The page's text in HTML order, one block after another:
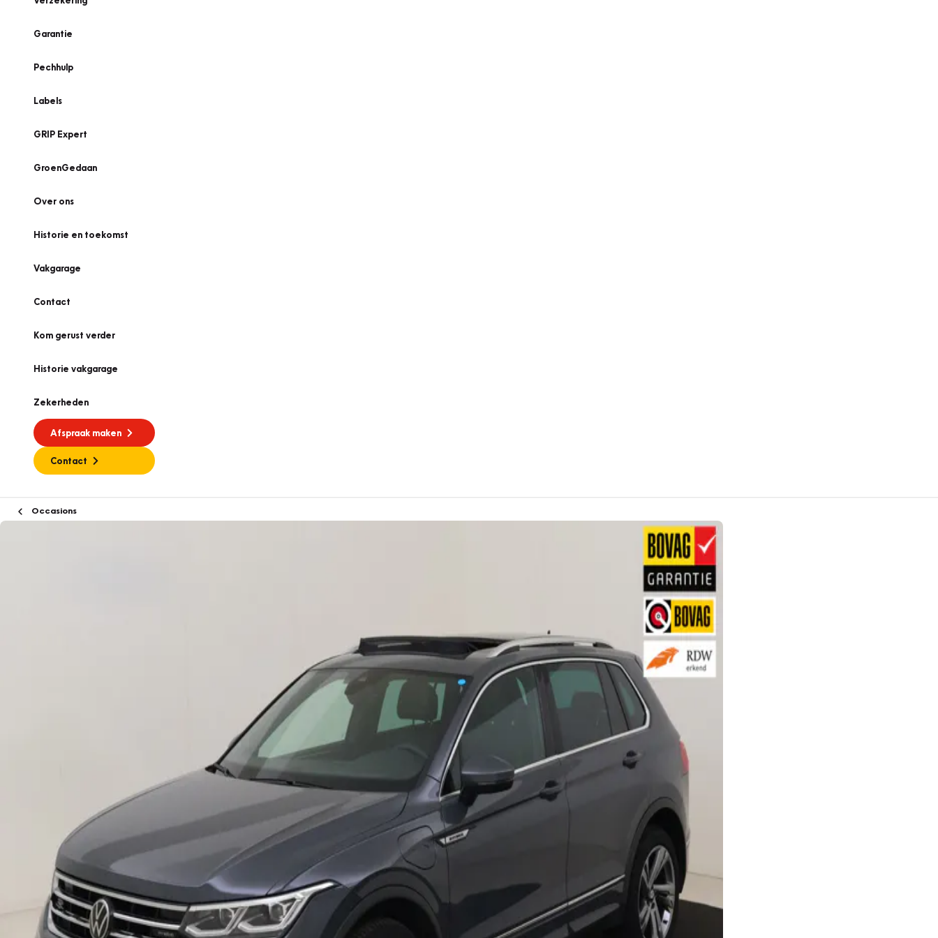
Garantie
Pechhulp
Labels
GRIP Expert
GroenGedaan
Over ons
Historie en toekomst
Vakgarage
Contact
Kom gerust verder
Historie vakgarage
Zekerheden
Afspraak maken
Contact
Occasions